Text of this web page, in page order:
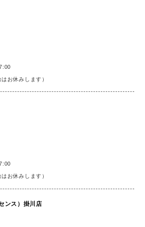
お休みします）
お休みします）
ンス）掛川店